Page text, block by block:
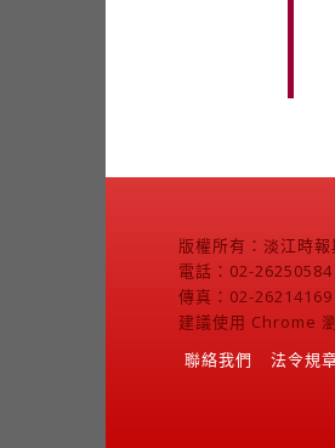
版權所有：淡江時
電話：02-26250584
傳真：02-26214169
建議使用 Chrome
聯絡我們
法令規